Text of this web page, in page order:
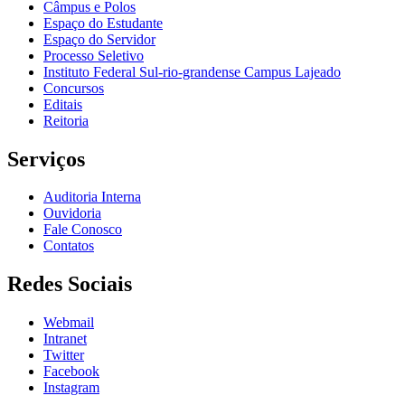
Câmpus e Polos
Espaço do Estudante
Espaço do Servidor
Processo Seletivo
Instituto Federal Sul-rio-grandense Campus Lajeado
Concursos
Editais
Reitoria
Serviços
Auditoria Interna
Ouvidoria
Fale Conosco
Contatos
Redes Sociais
Webmail
Intranet
Twitter
Facebook
Instagram